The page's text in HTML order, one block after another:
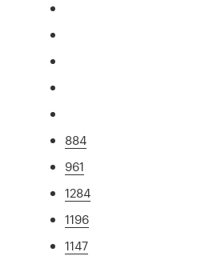
884
961
1284
1196
1147